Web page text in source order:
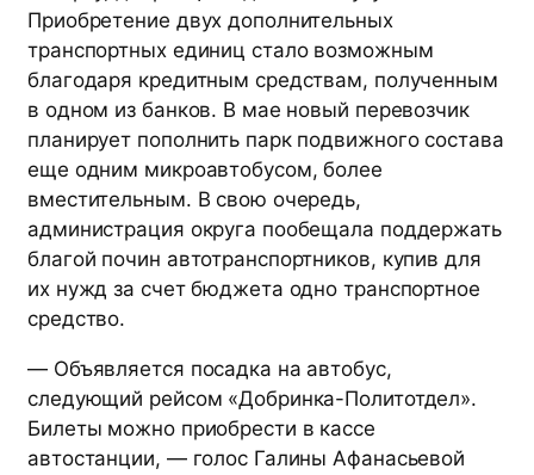
Приобретение двух дополнительных
транспортных единиц стало возможным
благодаря кредитным средствам, полученным
в одном из банков. В мае новый перевозчик
планирует пополнить парк подвижного состава
еще одним микроавтобусом, более
вместительным. В свою очередь,
администрация округа пообещала поддержать
благой почин автотранспортников, купив для
их нужд за счет бюджета одно транспортное
средство.
— Объявляется посадка на автобус,
следующий рейсом «Добринка-Политотдел».
Билеты можно приобрести в кассе
автостанции, — голос Галины Афанасьевой